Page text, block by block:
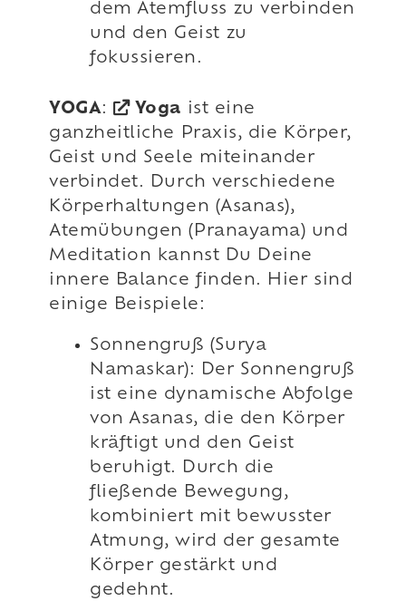
dem Atemfluss zu verbinden
und den Geist zu
fokussieren.
YOGA: Yoga ist eine
ganzheitliche Praxis, die Körper,
Geist und Seele miteinander
verbindet. Durch verschiedene
Körperhaltungen (Asanas),
Atemübungen (Pranayama) und
Meditation kannst Du Deine
innere Balance finden. Hier sind
einige Beispiele:
Sonnengruß (Surya
Namaskar): Der Sonnengruß
ist eine dynamische Abfolge
von Asanas, die den Körper
kräftigt und den Geist
beruhigt. Durch die
fließende Bewegung,
kombiniert mit bewusster
Atmung, wird der gesamte
Körper gestärkt und
gedehnt.